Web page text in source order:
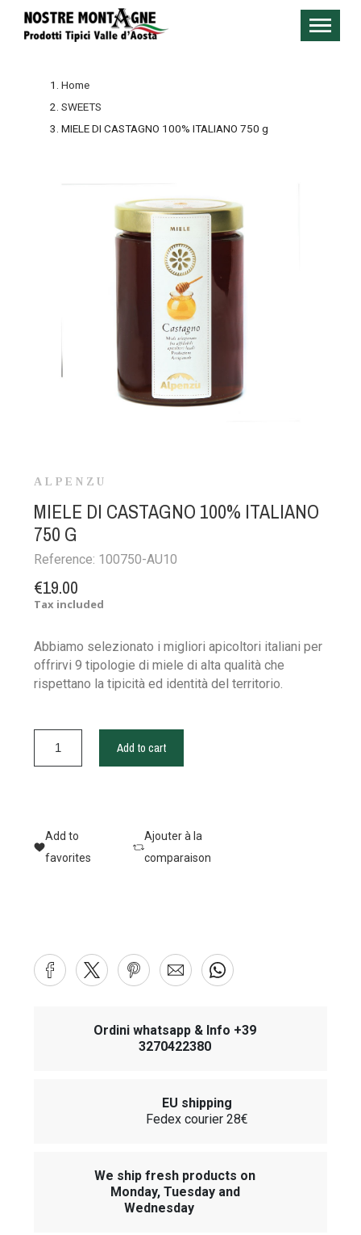
Home
SWEETS
MIELE DI CASTAGNO 100% ITALIANO 750 g
ALPENZU
MIELE DI CASTAGNO 100% ITALIANO
750 G
Reference: 100750-AU10
€19.00
Tax included
Abbiamo selezionato i migliori apicoltori italiani per
offrirvi 9 tipologie di miele di alta qualità che
rispettano la tipicità ed identità del territorio.
Add to cart
Add to
favorites
Ajouter à la
comparaison
Ordini whatsapp & Info +39
3270422380
EU shipping
Fedex courier 28€
We ship fresh products on
Monday, Tuesday and
Wednesday